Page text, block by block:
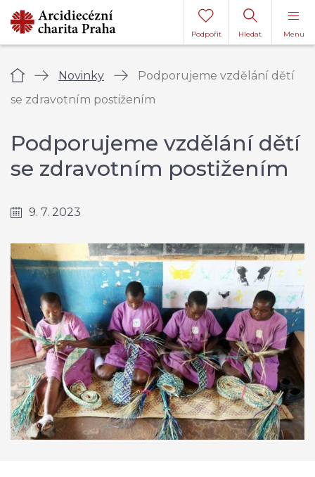
Menu
Hledat
Podpořit
Úvod Novinky
Podporujeme vzdělání dětí
se zdravotním postižením
Podporujeme vzdělání dětí
se zdravotním postižením
9. 7. 2023